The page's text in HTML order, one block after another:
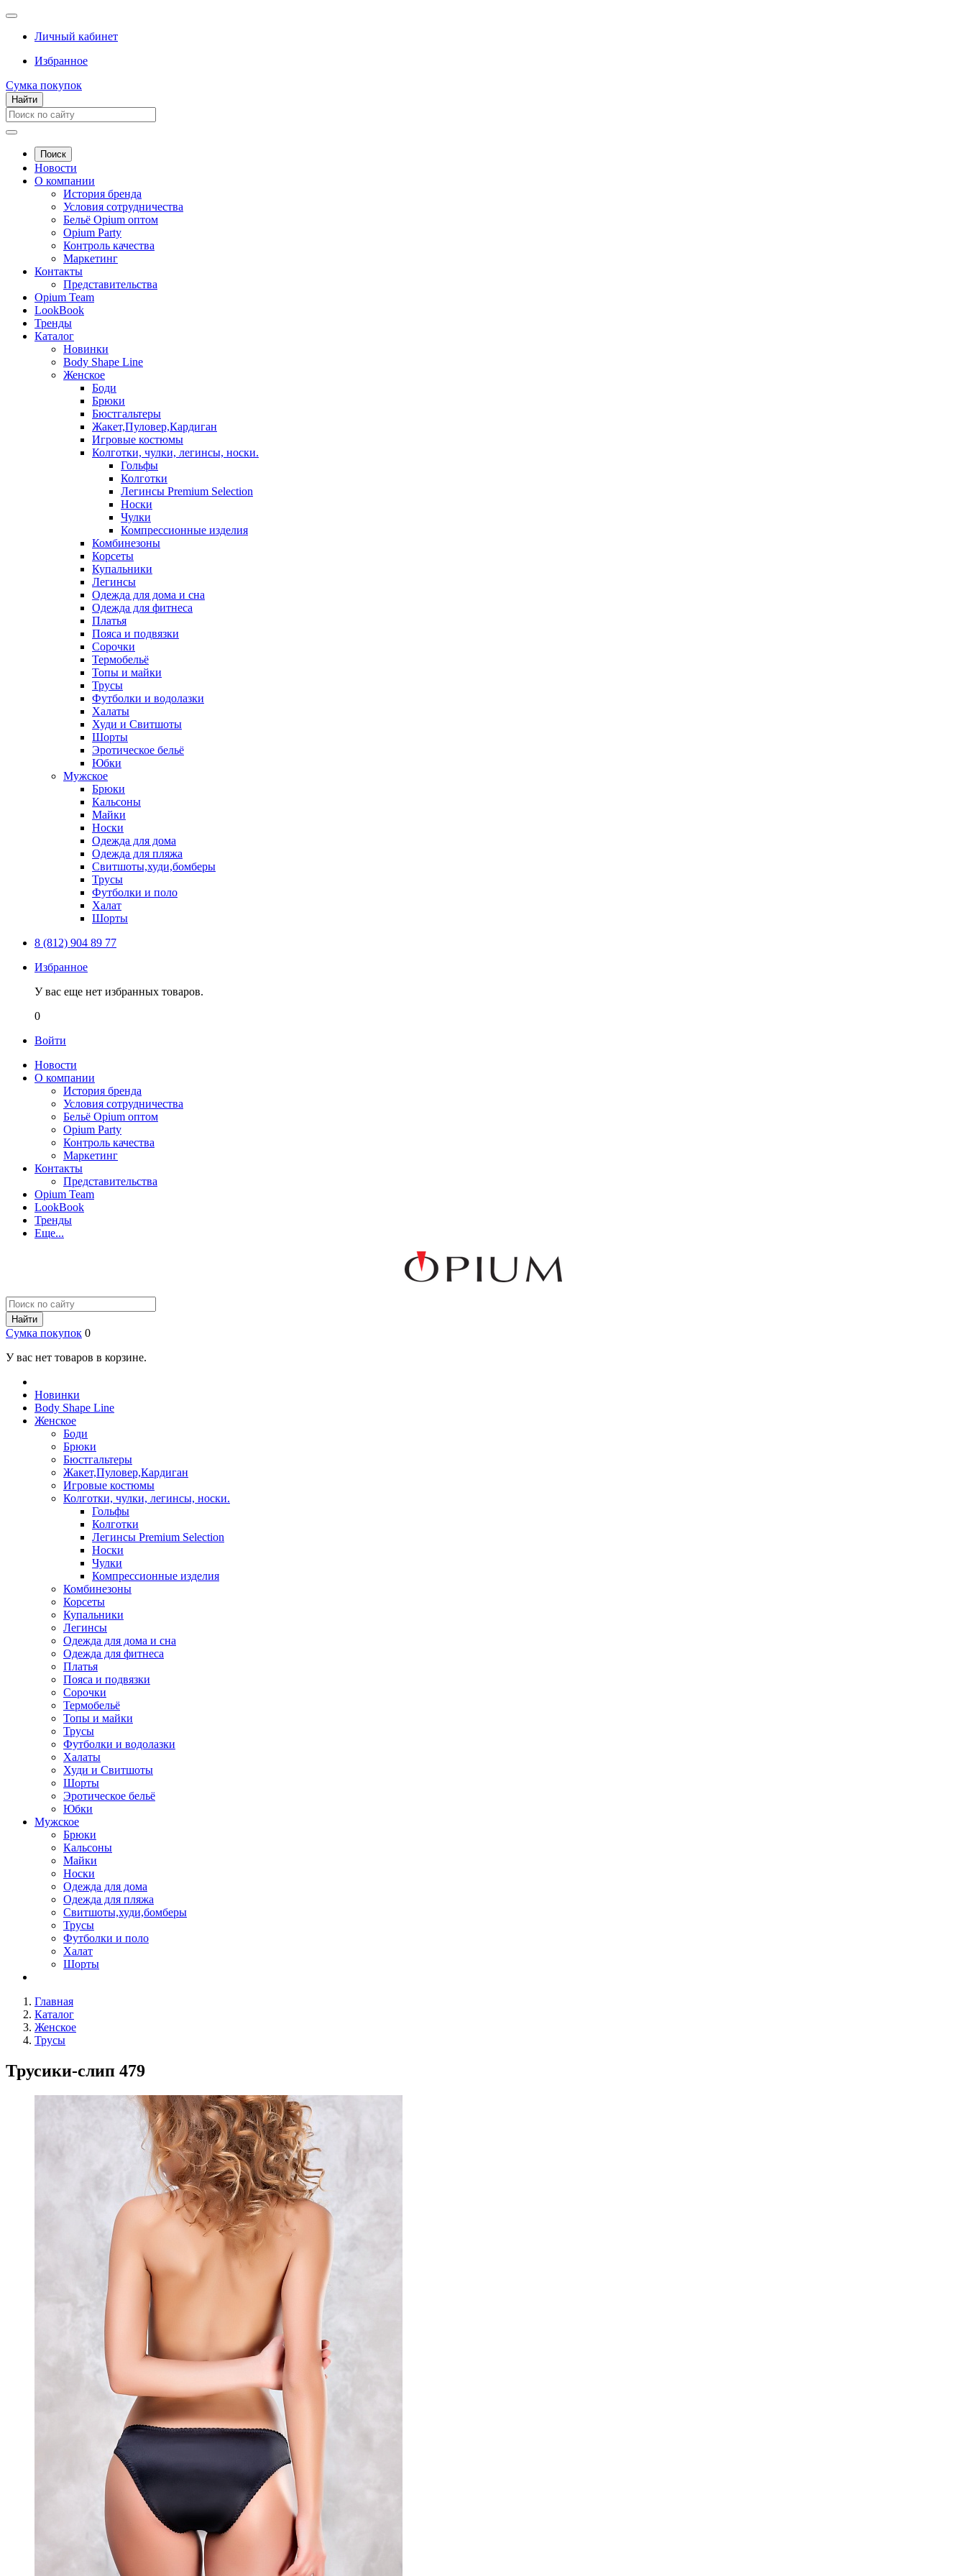
Личный кабинет
Избранное
Сумка покупок
Найти
Поиск
Новости
О компании
История бренда
Условия сотрудничества
Бельё Opium оптом
Opium Party
Контроль качества
Маркетинг
Контакты
Представительства
Opium Team
LookBook
Тренды
Каталог
Новинки
Body Shape Line
Женское
Боди
Брюки
Бюстгальтеры
Жакет,Пуловер,Кардиган
Игровые костюмы
Колготки, чулки, легинсы, носки.
Гольфы
Колготки
Легинсы Premium Selection
Носки
Чулки
Компрессионные изделия
Комбинезоны
Корсеты
Купальники
Легинсы
Одежда для дома и сна
Одежда для фитнеса
Платья
Пояса и подвязки
Сорочки
Термобельё
Топы и майки
Трусы
Футболки и водолазки
Халаты
Худи и Свитшоты
Шорты
Эротическое бельё
Юбки
Мужское
Брюки
Кальсоны
Майки
Носки
Одежда для дома
Одежда для пляжа
Свитшоты,худи,бомберы
Трусы
Футболки и поло
Халат
Шорты
8 (812) 904 89 77
Избранное
У вас еще нет избранных товаров.
0
Войти
Новости
О компании
История бренда
Условия сотрудничества
Бельё Opium оптом
Opium Party
Контроль качества
Маркетинг
Контакты
Представительства
Opium Team
LookBook
Тренды
Еще...
Найти
Сумка покупок 0
У вас нет товаров в корзине.
Новинки
Body Shape Line
Женское
Боди
Брюки
Бюстгальтеры
Жакет,Пуловер,Кардиган
Игровые костюмы
Колготки, чулки, легинсы, носки.
Гольфы
Колготки
Легинсы Premium Selection
Носки
Чулки
Компрессионные изделия
Комбинезоны
Корсеты
Купальники
Легинсы
Одежда для дома и сна
Одежда для фитнеса
Платья
Пояса и подвязки
Сорочки
Термобельё
Топы и майки
Трусы
Футболки и водолазки
Халаты
Худи и Свитшоты
Шорты
Эротическое бельё
Юбки
Мужское
Брюки
Кальсоны
Майки
Носки
Одежда для дома
Одежда для пляжа
Свитшоты,худи,бомберы
Трусы
Футболки и поло
Халат
Шорты
Главная
Каталог
Женское
Трусы
Трусики-слип 479